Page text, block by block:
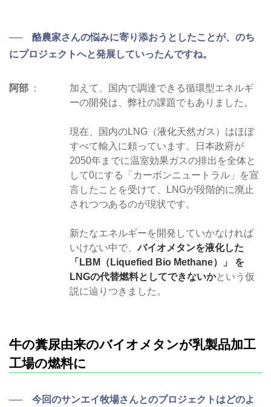
── 酪農家さんの悩みに寄り添おうとしたことが、のち
にプロジェクトへと発展していったんですね。
阿部
加えて、国内で調達できる循環型エネルギ
ーの開発は、弊社の課題でもありました。
現在、国内のLNG（液化天然ガス）はほぼ
すべて輸入に頼っています。日本政府が
2050年までに温室効果ガスの排出を全体と
して0にする「カーボンニュートラル」を宣
言したことを受けて、LNGが段階的に廃止
されつつあるのが現状です。
新たなエネルギーを開発していかなければ
いけない中で、バイオメタンを液化した
「LBM（Liquefied Bio Methane）」 を
LNGの代替燃料としてできないかという仮
説に辿りつきました。
牛の糞尿由来のバイオメタンが乳製品加工
工場の燃料に
── 今回のサンエイ牧場さんとのプロジェクトはどのよ